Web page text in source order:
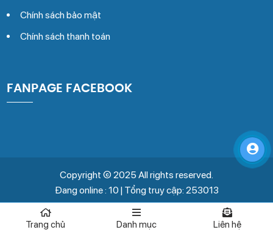
Chính sách bảo mật
Chính sách thanh toán
FANPAGE FACEBOOK
Copyright © 2025 All rights reserved.
Đang online : 10 | Tổng truy cập: 253013
Trang chủ Danh mục Liên hệ